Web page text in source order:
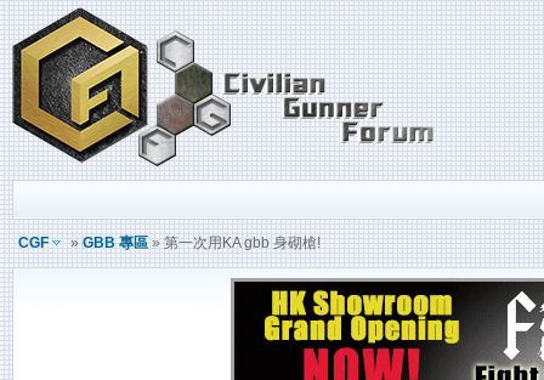
CGF »GBB 專區» 第一次用KA gbb 身砌槍!